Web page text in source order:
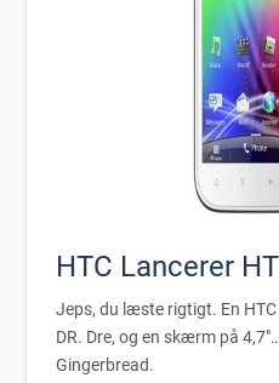
HTC Lancerer
Jeps, du læste rigtigt. En
DR. Dre, og en skærm på
Gingerbread.